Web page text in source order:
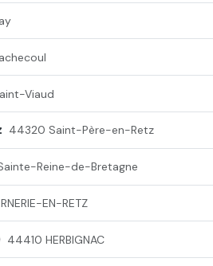
Viaud
44320 Saint-Père-en-Retz
Reine-de-Bretagne
EN-RETZ
44410 HERBIGNAC